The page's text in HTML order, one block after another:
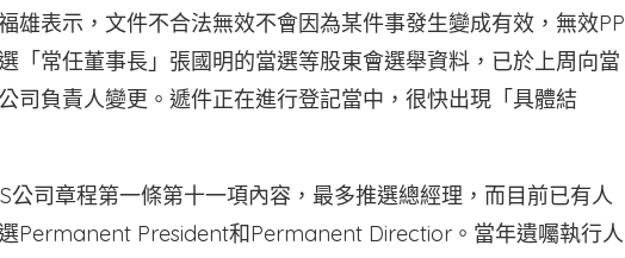
雄表示，文件不合法無效不會因為某件事發生變成有效，無效PP
「常任董事長」張國明的當選等股東會選舉資料，已於上周向當
司負責人變更。遞件正在進行登記當中，很快出現「具體結
公司章程第一條第十一項內容，最多推選總經理，而目前已有人
Permanent President和Permanent Directior。當年遺囑執行人